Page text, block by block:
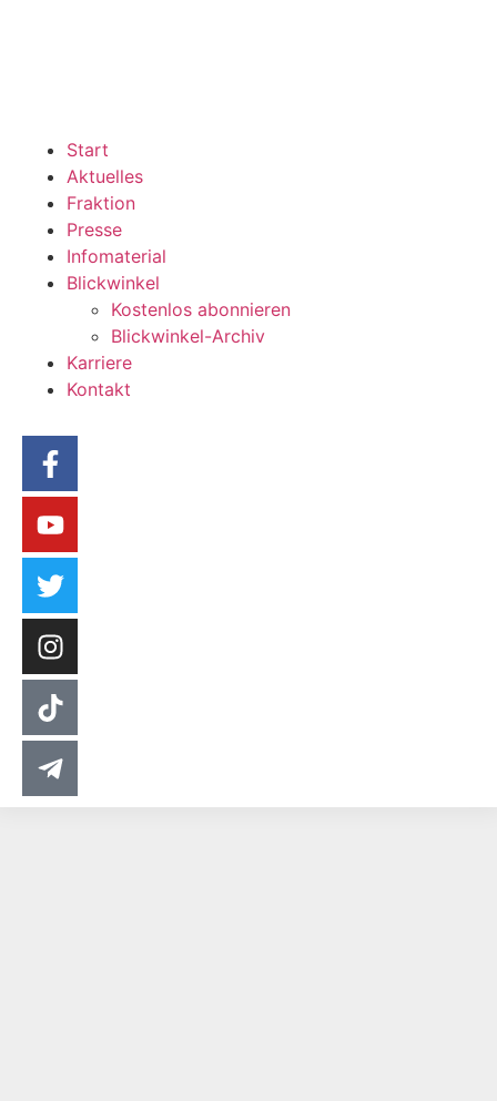
Start
Aktuelles
Fraktion
Presse
Infomaterial
Blickwinkel
Kostenlos abonnieren
Blickwinkel-Archiv
Karriere
Kontakt